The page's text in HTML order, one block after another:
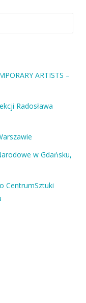
ARTISTS –
Radosława
w Gdańsku,
CentrumSztuki